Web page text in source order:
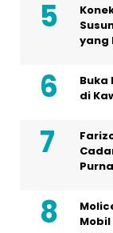
yang
Buka
di